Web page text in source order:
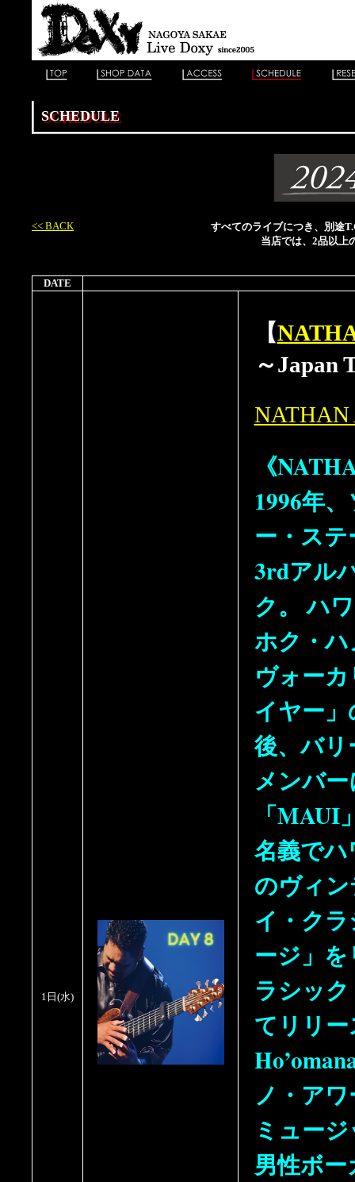
SCHEDULE
すべてのライブにつき、別途
当店では、2品以上
<< BACK
DATE
1日(水)
【
～Japan
NATHAN
《
1996年
ー・ス
3rdアル
ク。 ハ
ホク・
ヴォー
イヤー
後、バ
メンバ
「
名義で
のヴィ
イ・ク
ージ」
ラシッ
てリリ
ノ・ア
ミュー
男性ボ